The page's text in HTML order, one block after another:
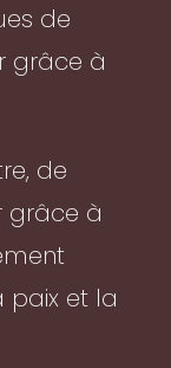
de
grâce à
de
grâce à
paix et la